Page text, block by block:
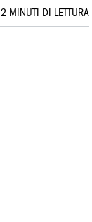
2 MINUTI DI LETTURA